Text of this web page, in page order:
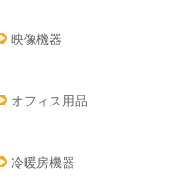
映像機器
オフィス用品
冷暖房機器